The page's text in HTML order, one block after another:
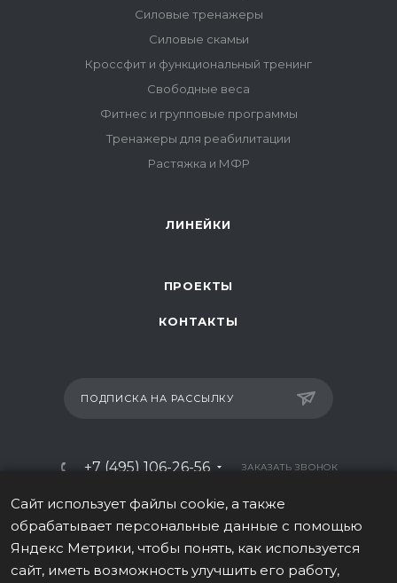
Силовые тренажеры
Силовые скамьи
Кроссфит и функциональный тренинг
Свободные веса
Фитнес и групповые программы
Тренажеры для реабилитации
Растяжка и МФР
ЛИНЕЙКИ
ПРОЕКТЫ
КОНТАКТЫ
ПОДПИСКА НА РАССЫЛКУ
+7 (495) 106-26-56 ЗАКАЗАТЬ ЗВОНОК
info@italy-sport.ru
Москва, ул. Мосфильмовская 42с1
Сайт использует файлы cookie, а также
обрабатывает персональные данные с помощью
Яндекс Метрики, чтобы понять, как используется
сайт, иметь возможность улучшить его работу,